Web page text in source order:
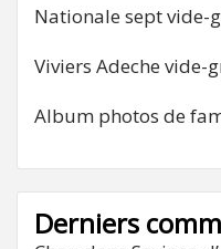
Nationale sept
Viviers Adeche vide-
Album photos de
Derniers